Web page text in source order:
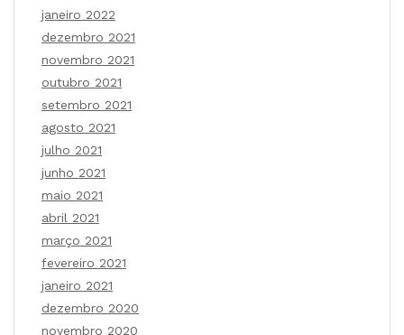
janeiro 2022
dezembro 2021
novembro 2021
outubro 2021
setembro 2021
agosto 2021
julho 2021
junho 2021
maio 2021
abril 2021
março 2021
fevereiro 2021
janeiro 2021
dezembro 2020
novembro 2020